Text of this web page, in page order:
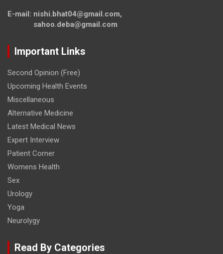
E-mail: nishi.bhat04@gmail.com,
sahoo.deba@gmail.com
Important Links
Second Opinion (Free)
Upcoming Health Events
Miscellaneous
Alternative Medicine
Latest Medical News
Expert Interview
Patient Corner
Womens Health
Sex
Urology
Yoga
Neurolygy
Read By Categories